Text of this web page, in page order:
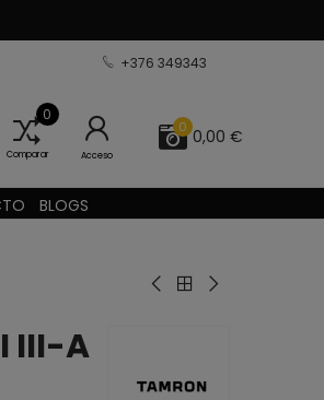
+376 349343
0
Comparar Acceso
0 0,00 €
BLOGS
III-A